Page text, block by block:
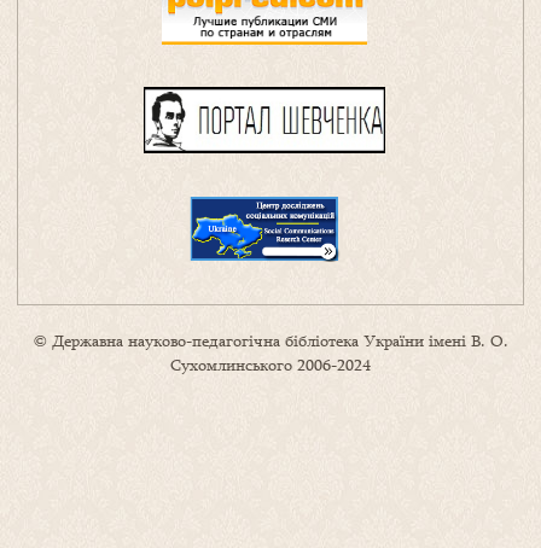
© Державна науково-педагогічна бібліотека України імені В. О.
Сухомлинського 2006-2024